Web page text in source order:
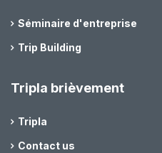
Séminaire d'entreprise
Trip Building
Tripla brièvement
Tripla
Contact us